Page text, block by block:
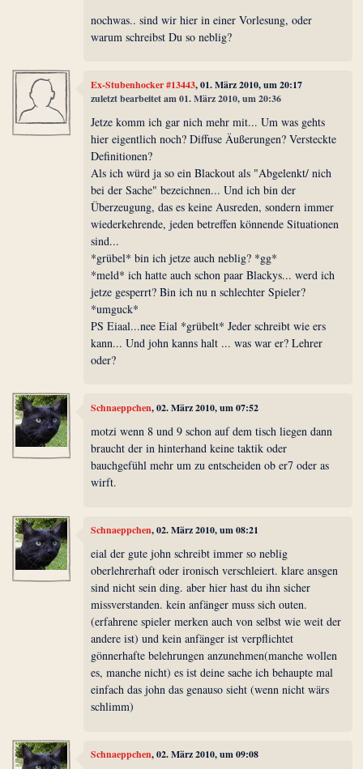
nochwas.. sind wir hier in einer Vorlesung, oder
warum schreibst Du so neblig?
Ex-Stubenhocker #13443, 01. März 2010, um 20:17
zuletzt bearbeitet am 01. März 2010, um 20:36
Jetze komm ich gar nich mehr mit... Um was gehts
hier eigentlich noch? Diffuse Äußerungen? Versteckte
Definitionen?
Als ich würd ja so ein Blackout als "Abgelenkt/ nich
bei der Sache" bezeichnen... Und ich bin der
Überzeugung, das es keine Ausreden, sondern immer
wiederkehrende, jeden betreffen könnende Situationen
sind...
*grübel* bin ich jetze auch neblig? *gg*
*meld* ich hatte auch schon paar Blackys... werd ich
jetze gesperrt? Bin ich nu n schlechter Spieler?
*umguck*
PS Eiaal...nee Eial *grübelt* Jeder schreibt wie ers
kann... Und john kanns halt ... was war er? Lehrer
oder?
Schnaeppchen, 02. März 2010, um 07:52
motzi wenn 8 und 9 schon auf dem tisch liegen dann
braucht der in hinterhand keine taktik oder
bauchgefühl mehr um zu entscheiden ob er7 oder as
wirft.
Schnaeppchen, 02. März 2010, um 08:21
eial der gute john schreibt immer so neblig
oberlehrerhaft oder ironisch verschleiert. klare ansgen
sind nicht sein ding. aber hier hast du ihn sicher
missverstanden. kein anfänger muss sich outen.
(erfahrene spieler merken auch von selbst wie weit der
andere ist) und kein anfänger ist verpflichtet
gönnerhafte belehrungen anzunehmen(manche wollen
es, manche nicht) es ist deine sache ich behaupte mal
einfach das john das genauso sieht (wenn nicht wärs
schlimm)
Schnaeppchen, 02. März 2010, um 09:08